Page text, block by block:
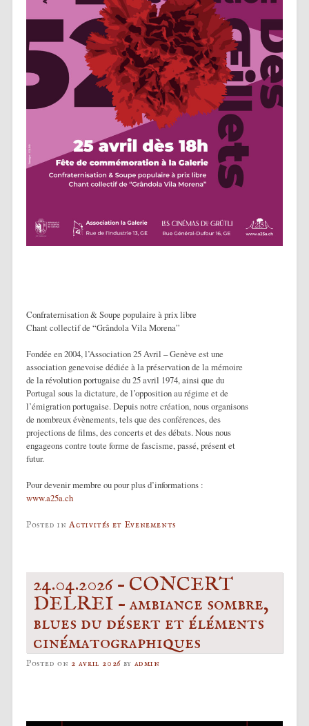
Confraternisation & Soupe populaire à prix libre
Chant collectif de “Grândola Vila Morena”
Fondée en 2004, l’Association 25 Avril – Genève est une
association genevoise dédiée à la préservation de la mémoire
de la révolution portugaise du 25 avril 1974, ainsi que du
Portugal sous la dictature, de l’opposition au régime et de
l’émigration portugaise. Depuis notre création, nous organisons
de nombreux évènements, tels que des conférences, des
projections de films, des concerts et des débats. Nous nous
engageons contre toute forme de fascisme, passé, présent et
futur.
Pour devenir membre ou pour plus d’informations :
www.a25a.ch
Posted inActivités et Evenements
24.04.2026 – CONCERT
DELREI – ambiance sombre,
blues du désert et éléments
cinématographiques
Posted on 2 avril 2026 by admin